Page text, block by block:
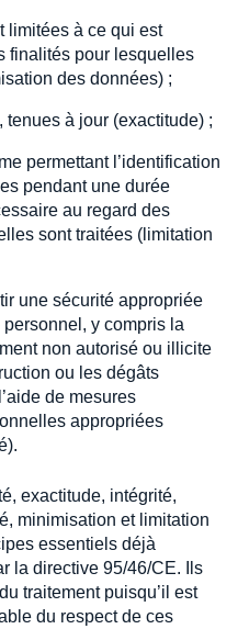
limitées à ce qui est
finalités pour lesquelles
des données) ;
à jour (exactitude) ;
permettant l’identification
pendant une durée
au regard des
sont traitées (limitation
une sécurité appropriée
y compris la
non autorisé ou illicite
ou les dégâts
de mesures
appropriées
exactitude, intégrité,
minimisation et limitation
essentiels déjà
la directive 95/46/CE. Ils
traitement puisqu’il est
du respect de ces